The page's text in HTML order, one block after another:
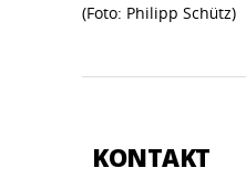
(Foto: Philipp Schütz)
KONTAKT